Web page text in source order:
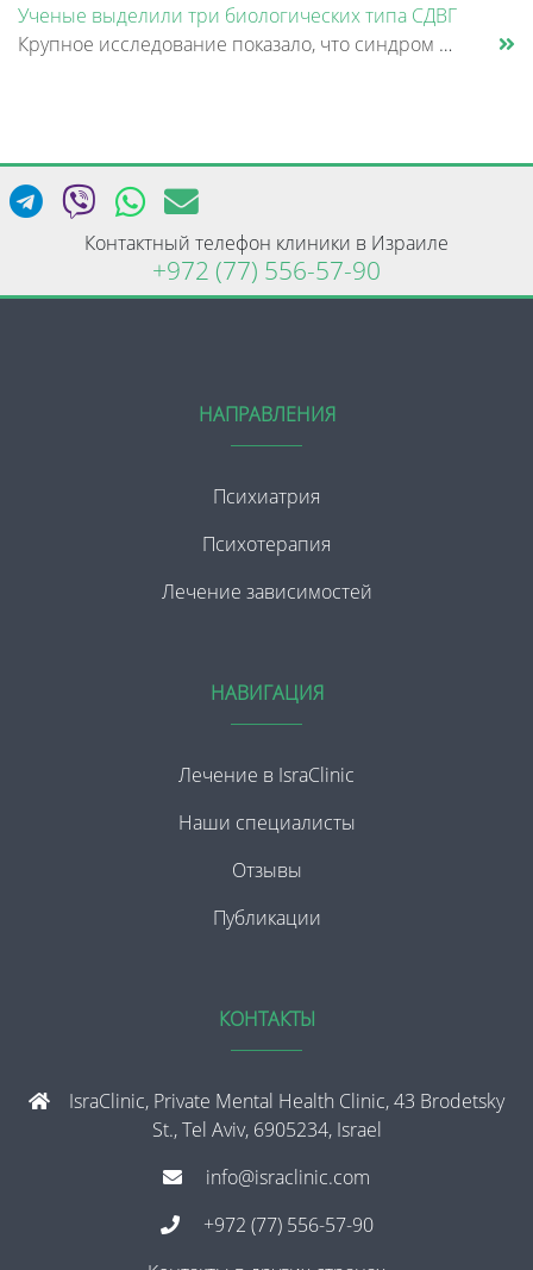
Ученые выделили три биологических типа СДВГ
Крупное исследование показало, что синдром дефицита внимания и гиперактивности (СДВГ) может включать не два, а три биоло......
Контактный телефон клиники в Израиле
+972 (77) 556-57-90
НАПРАВЛЕНИЯ
Психиатрия
Психотерапия
Лечение зависимостей
НАВИГАЦИЯ
Лечение в IsraClinic
Наши специалисты
Отзывы
Публикации
КОНТАКТЫ
IsraClinic, Private Mental Health Clinic, 43 Brodetsky
St., Tel Aviv, 6905234, Israel
info@israclinic.com
+972 (77) 556-57-90